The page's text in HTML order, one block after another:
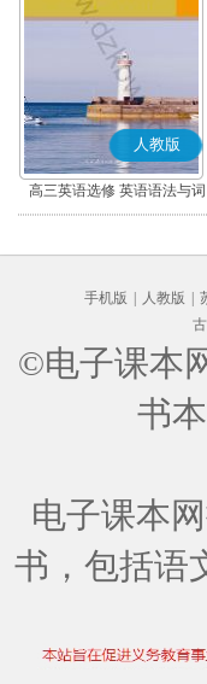
人教版
高三英语选修 英语语法与词
汇
手机版 人教版
©电子课本
书
电子课本
书，包括语